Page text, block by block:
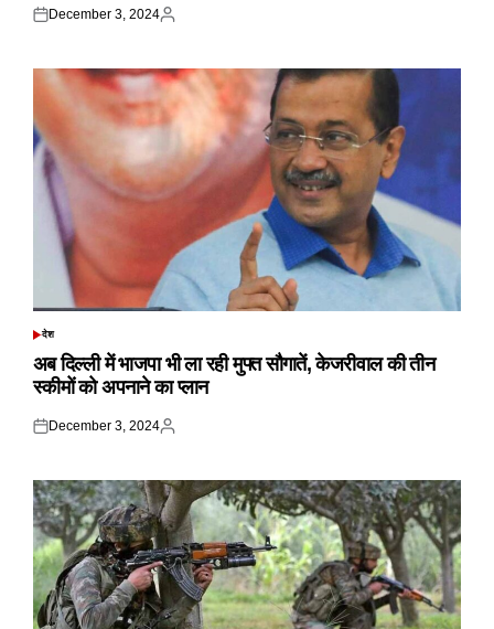
Posted
December 3, 2024
Posted
POSTED
देश
अब दिल्ली में भाजपा भी ला रही मुफ्त सौगातें, केजरीवाल की तीन
स्कीमों को अपनाने का प्लान
Posted
December 3, 2024
Posted